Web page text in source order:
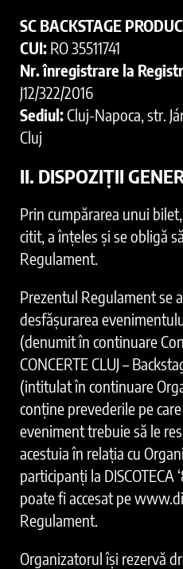
SC BACKSTAGE
CUI: RO 35511741
Nr. înregistrare la
J12/322/2016
Sediul:Cluj-Napoca, str.
Cluj
II. DISPOZIȚII
Prin cumpărarea unui
citit, a înțeles și se obligă
Regulament.
Prezentul Regulament se
desfășurarea
(denumit în continuare
CONCERTE CLUJ –
(intitulat în continuare
conține prevederile pe
eveniment trebuie să le
acestuia în relația cu
participanți la DISCOTECA
poate fi accesat pe
Regulament.
Organizatorul își rezervă